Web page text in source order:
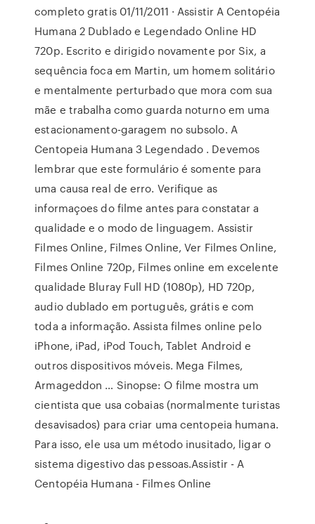
completo gratis 01/11/2011 · Assistir A Centopéia
Humana 2 Dublado e Legendado Online HD
720p. Escrito e dirigido novamente por Six, a
sequência foca em Martin, um homem solitário
e mentalmente perturbado que mora com sua
mãe e trabalha como guarda noturno em uma
estacionamento-garagem no subsolo. A
Centopeia Humana 3 Legendado . Devemos
lembrar que este formulário é somente para
uma causa real de erro. Verifique as
informaçoes do filme antes para constatar a
qualidade e o modo de linguagem. Assistir
Filmes Online, Filmes Online, Ver Filmes Online,
Filmes Online 720p, Filmes online em excelente
qualidade Bluray Full HD (1080p), HD 720p,
audio dublado em português, grátis e com
toda a informação. Assista filmes online pelo
iPhone, iPad, iPod Touch, Tablet Android e
outros dispositivos móveis. Mega Filmes,
Armageddon … Sinopse: O filme mostra um
cientista que usa cobaias (normalmente turistas
desavisados) para criar uma centopeia humana.
Para isso, ele usa um método inusitado, ligar o
sistema digestivo das pessoas.Assistir - A
Centopéia Humana - Filmes Online